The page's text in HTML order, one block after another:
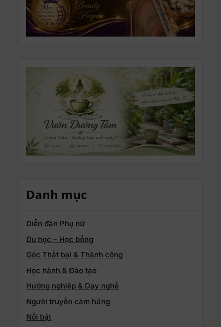
Danh mục
Diễn đàn Phụ nữ
Du học – Học bổng
Góc Thất bại & Thành công
Học hành & Đào tạo
Hướng nghiệp & Dạy nghề
Người truyền cảm hứng
Nổi bật